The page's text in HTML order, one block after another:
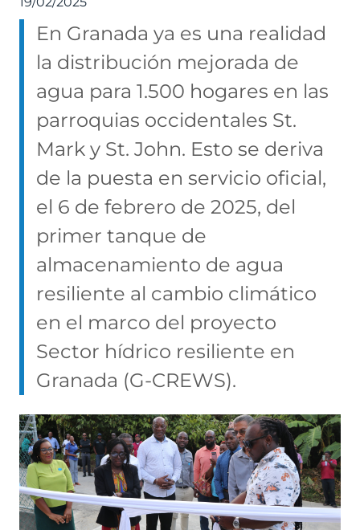
En Granada ya es una realidad
la distribución mejorada de
agua para 1.500 hogares en las
parroquias occidentales St.
Mark y St. John. Esto se deriva
de la puesta en servicio oficial,
el 6 de febrero de 2025, del
primer tanque de
almacenamiento de agua
resiliente al cambio climático
en el marco del proyecto
Sector hídrico resiliente en
Granada (G-CREWS).